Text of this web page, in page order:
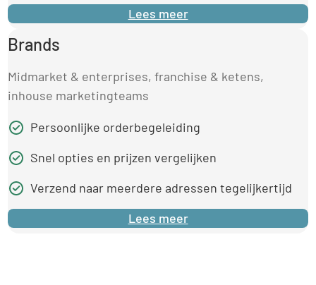
Lees meer
Brands
Midmarket & enterprises, franchise & ketens,
inhouse marketingteams
Persoonlijke orderbegeleiding
Snel opties en prijzen vergelijken
Verzend naar meerdere adressen tegelijkertijd
Lees meer